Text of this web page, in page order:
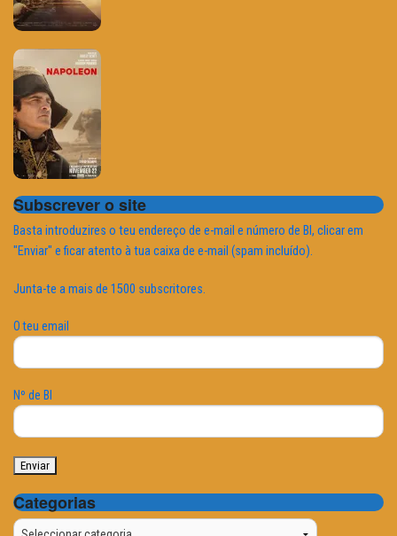
Subscrever o site
Basta introduzires o teu endereço de e-mail e número de BI, clicar em
"Enviar" e ficar atento à tua caixa de e-mail (spam incluído).
Junta-te a mais de 1500 subscritores.
O teu email
Nº de BI
Categorias
Categorias